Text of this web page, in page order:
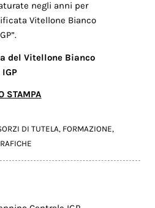
negli anni per
Vitellone Bianco
del Vitellone Bianco
STAMPA
DI TUTELA, FORMAZIONE,